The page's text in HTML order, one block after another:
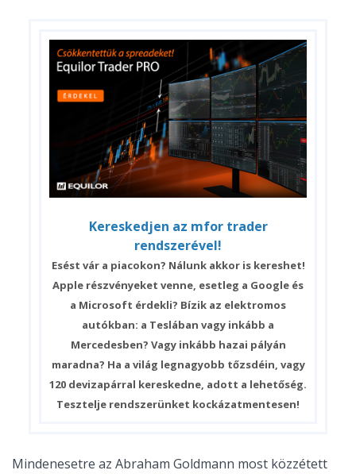
Kereskedjen az mfor trader
rendszerével!
Esést vár a piacokon? Nálunk akkor is kereshet!
Apple részvényeket venne, esetleg a Google és
a Microsoft érdekli? Bízik az elektromos
autókban: a Teslában vagy inkább a
Mercedesben? Vagy inkább hazai pályán
maradna? Ha a világ legnagyobb tőzsdéin, vagy
120 devizapárral kereskedne, adott a lehetőség.
Tesztelje rendszerünket kockázatmentesen!
Mindenesetre az Abraham Goldmann most közzétett